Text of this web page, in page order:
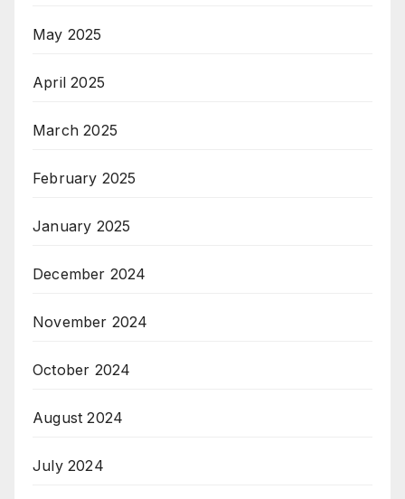
May 2025
April 2025
March 2025
February 2025
January 2025
December 2024
November 2024
October 2024
August 2024
July 2024